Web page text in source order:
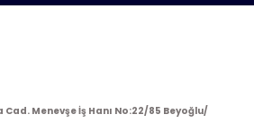
Menevşe İş Hanı No:22/85 Beyoğlu/